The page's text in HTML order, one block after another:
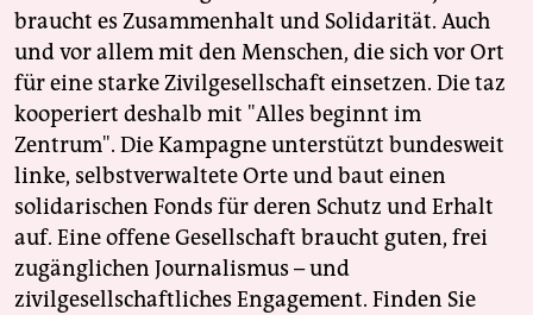
braucht es Zusammenhalt und Solidarität. Auch
und vor allem mit den Menschen, die sich vor Ort
für eine starke Zivilgesellschaft einsetzen. Die taz
kooperiert deshalb mit "Alles beginnt im
Zentrum". Die Kampagne unterstützt bundesweit
linke, selbstverwaltete Orte und baut einen
solidarischen Fonds für deren Schutz und Erhalt
auf. Eine offene Gesellschaft braucht guten, frei
zugänglichen Journalismus – und
zivilgesellschaftliches Engagement. Finden Sie